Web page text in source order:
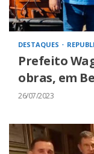
DESTAQUES
Prefeito
obras, em
26/07/2023